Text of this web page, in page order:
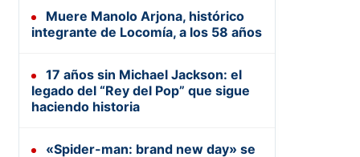
Muere Manolo Arjona, histórico
integrante de Locomía, a los 58 años
17 años sin Michael Jackson: el
legado del “Rey del Pop” que sigue
haciendo historia
«Spider-man: brand new day» se